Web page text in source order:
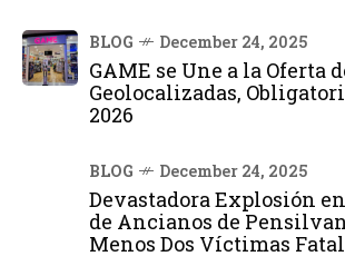
BLOG December 24, 2025
GAME se Une a la Oferta
Geolocalizadas,
2026
BLOG December 24, 2025
Devastadora Explosión
de Ancianos de
Menos Dos Víctimas